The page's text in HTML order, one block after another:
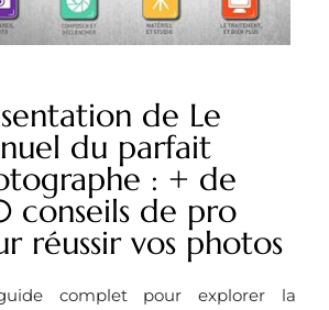
de Le
du parfait
: + de
conseils de pro
réussir vos photos
complet pour explorer la